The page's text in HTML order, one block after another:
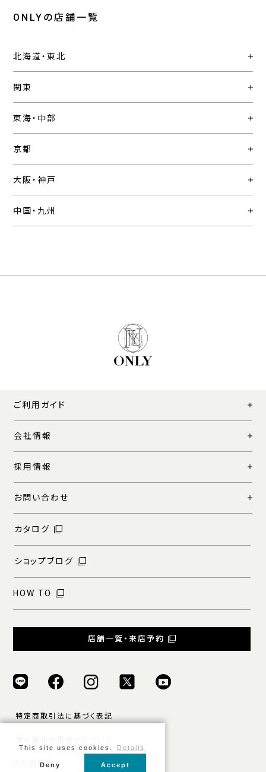
ONLYの店舗一覧
北海道・東北
関東
東海・中部
京都
大阪・神戸
中国・九州
ご利用ガイド
会社情報
採用情報
お問い合わせ
カタログ
ショップブログ
HOW TO
店舗一覧・来店予約
特定商取引法に基づく表記
ご利用規約
This site uses cookies. Details
Deny Accept